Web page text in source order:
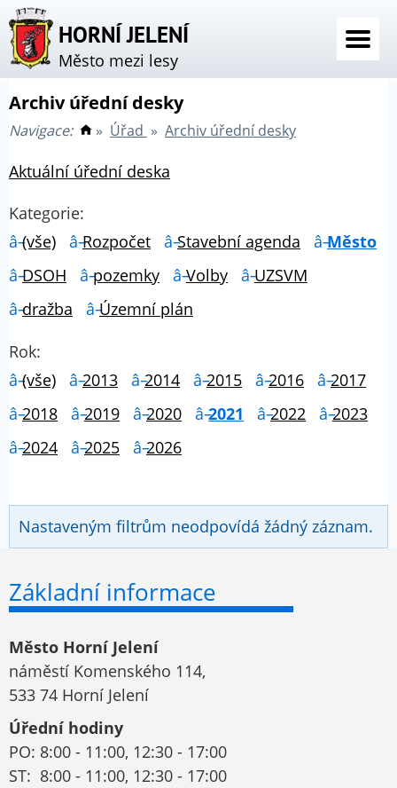
HORNÍ JELENÍ
Město mezi lesy
Archiv úřední desky
Navigace: » Úřad » Archiv úřední desky
Aktuální úřední deska
Kategorie:
(vše)
Rozpočet Stavební agenda
Město
DSOH
pozemky Volby
UZSVM
dražba
Územní plán
Rok:
(vše)
2013 2014 2015 2016
2017
2018
2019 2020 2021 2022
2023
2024
2025 2026
Nastaveným filtrům neodpovídá žádný záznam.
Základní informace
Město Horní Jelení
náměstí Komenského 114,
533 74 Horní Jelení
Úřední hodiny
PO: 8:00 - 11:00, 12:30 - 17:00
ST: 8:00 - 11:00, 12:30 - 17:00